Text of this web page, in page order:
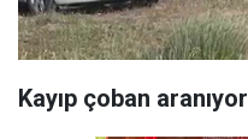
Kayıp çoban aranıyor